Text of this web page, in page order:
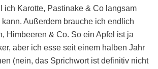
ich Karotte, Pastinake & Co langsam
Außerdem brauche ich endlich
Himbeeren & Co. So ein Apfel ist ja
aber ich esse seit einem halben Jahr
(nein, das Sprichwort ist definitiv nicht